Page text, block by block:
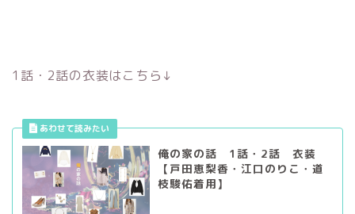
1話・2話の衣装はこちら↓
俺の家の話 1話・2話 衣装
【戸田恵梨香・江口のりこ・道
枝駿佑着用】